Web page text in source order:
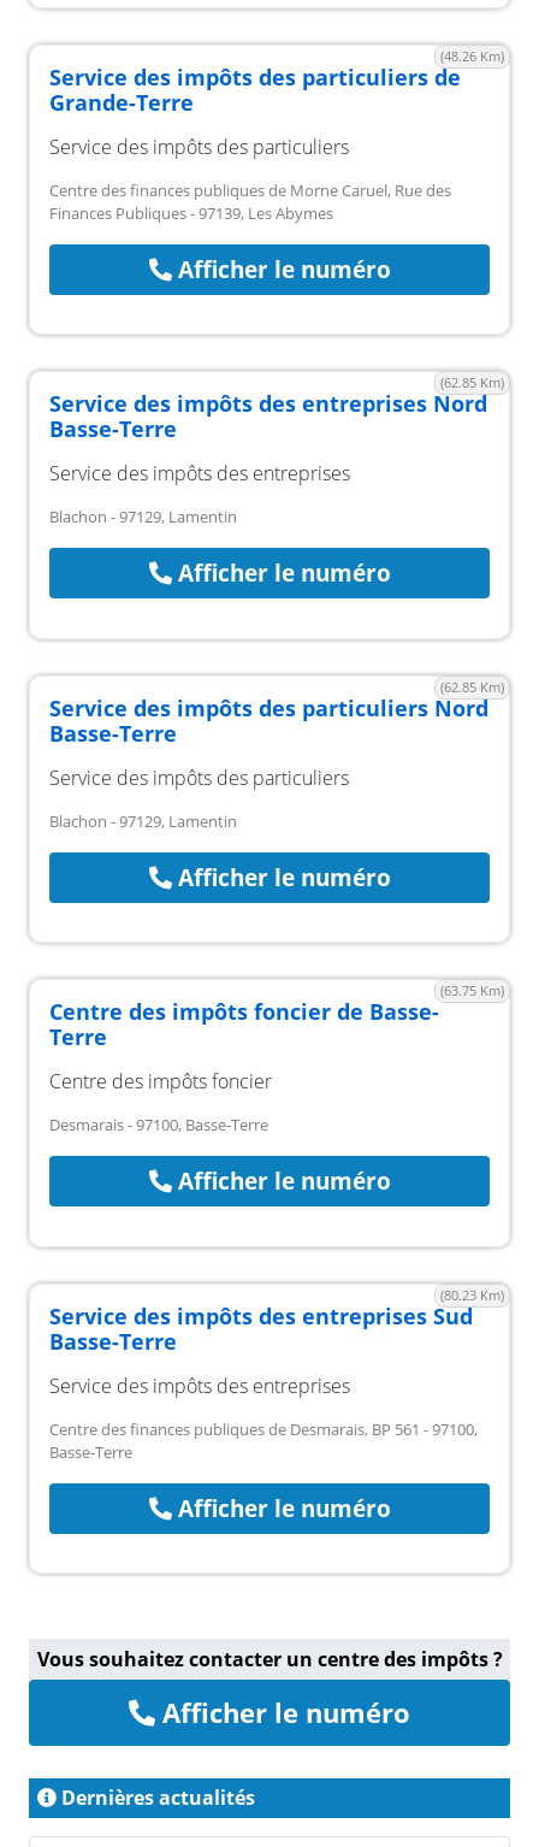
(48.26 Km)
Service des impôts des particuliers de
Grande-Terre
Service des impôts des particuliers
Centre des finances publiques de Morne Caruel, Rue des
Finances Publiques - 97139, Les Abymes
Afficher le numéro
(62.85 Km)
Service des impôts des entreprises Nord
Basse-Terre
Service des impôts des entreprises
Blachon - 97129, Lamentin
Afficher le numéro
(62.85 Km)
Service des impôts des particuliers Nord
Basse-Terre
Service des impôts des particuliers
Blachon - 97129, Lamentin
Afficher le numéro
(63.75 Km)
Centre des impôts foncier de Basse-
Terre
Centre des impôts foncier
Desmarais - 97100, Basse-Terre
Afficher le numéro
(80.23 Km)
Service des impôts des entreprises Sud
Basse-Terre
Service des impôts des entreprises
Centre des finances publiques de Desmarais, BP 561 - 97100,
Basse-Terre
Afficher le numéro
Vous souhaitez contacter un centre des impôts ?
Afficher le numéro
Dernières actualités